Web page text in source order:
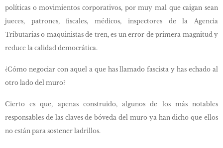
políticas o movimientos corporativos, por muy mal que caigan sean
jueces, patrones, fiscales, médicos, inspectores de la Agencia
Tributarias o maquinistas de tren, es un error de primera magnitud y
reduce la calidad democrática.
¿Cómo negociar con aquel a que has llamado fascista y has echado al
otro lado del muro?
Cierto es que, apenas construido, algunos de los más notables
responsables de las claves de bóveda del muro ya han dicho que ellos
no están para sostener ladrillos.